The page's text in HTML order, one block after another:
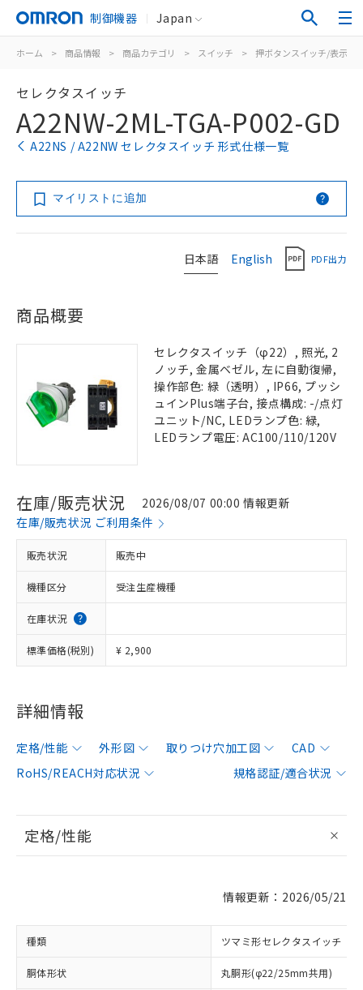
制御機器 Japan
ホーム > 商品情報 > 商品カテゴリ > スイッチ > 押ボタンスイッチ/表示灯
セレクタスイッチ
A22NW-2ML-TGA-P002-GD
A22NS / A22NW セレクタスイッチ 形式仕様一覧
マイリストに追加
日本語 English PDF出力
商品概要
セレクタスイッチ（φ22）, 照光, 2
ノッチ, 金属ベゼル, 左に自動復帰,
操作部色: 緑（透明）, IP66, プッシ
ュインPlus端子台, 接点構成: -/点灯
ユニット/NC, LEDランプ色: 緑,
LEDランプ電圧: AC100/110/120V
在庫/販売状況
2026/08/07 00:00 情報更新
在庫/販売状況 ご利用条件
販売状況 販売中
機種区分 受注生産機種
在庫状況
標準価格(税別) ¥ 2,900
詳細情報
定格/性能 外形図 取りつけ穴加工図
CAD
RoHS/REACH対応状況
規格認証/適合状況
定格/性能
情報更新：2026/05/21
種類 ツマミ形セレクタスイッチ
胴体形状 丸胴形(φ22/25mm共用)